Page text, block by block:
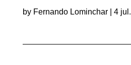
by Fernando Lominchar| 4